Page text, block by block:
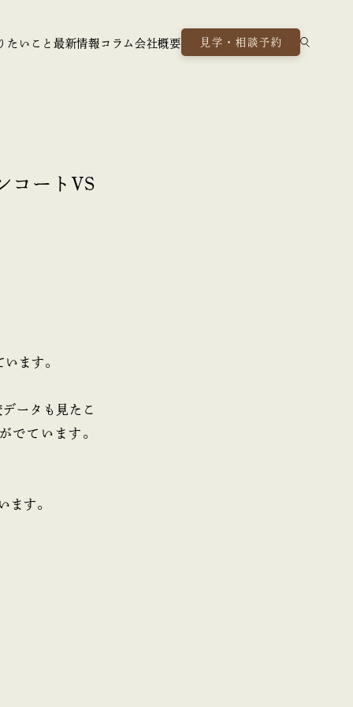
たいこと最新情報 コラム 会社概要 見学・相談予約
コートVS
ます。
ータも見たこ
でています。
ます。